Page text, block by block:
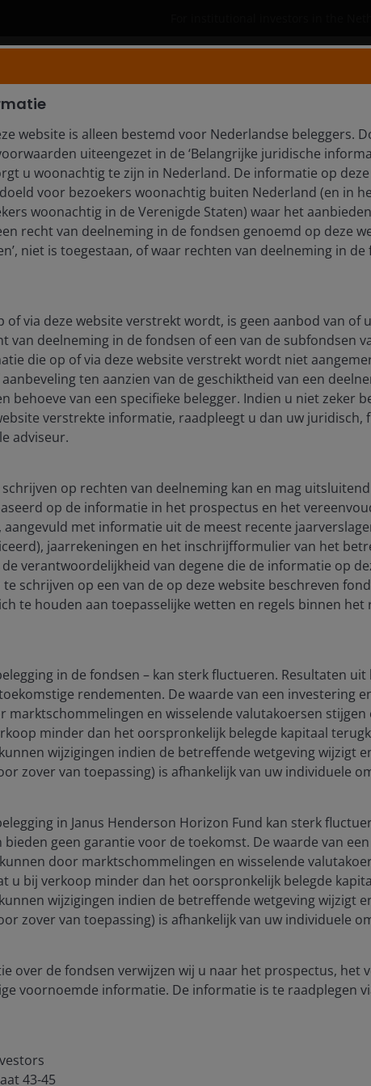
where John Kerschner, Global Head of Securitised
CLO ETFs can support portfolios. John was joined by
Kareena Moledina.
and may differ from the views of other
made to individual securities do not
security, investment strategy or market sector,
The value of an investment and the income from it
amount originally invested.
an investment recommendation.
website is alleen bestemd voor Nederlandse beleggers.
uiteengezet in de ‘Belangrijke juridische
u woonachtig te zijn in Nederland. De informatie op
voor bezoekers woonachtig buiten Nederland (en in
woonachtig in de Verenigde Staten) waar het
recht van deelneming in de fondsen genoemd op deze
niet is toegestaan, of waar rechten van deelneming in
of via deze website verstrekt wordt, is geen aanbod van of
van deelneming in de fondsen of een van de subfondsen
die op of via deze website verstrekt wordt niet
ten aanzien van de geschiktheid van een
behoeve van een specifieke belegger. Indien u niet zeker
verstrekte informatie, raadpleegt u dan uw juridisch,
adviseur.
op rechten van deelneming kan en mag
op de informatie in het prospectus en het
met informatie uit de meest recente
jaarrekeningen en het inschrijfformulier van het
verantwoordelijkheid van degene die de informatie op
te schrijven op een van de op deze website beschreven
te houden aan toepasselijke wetten en regels binnen het
in de fondsen – kan sterk fluctueren. Resultaten
rendementen. De waarde van een investering
marktschommelingen en wisselende valutakoersen stijgen
minder dan het oorspronkelijk belegde kapitaal
wijzigingen indien de betreffende wetgeving wijzigt
zover van toepassing) is afhankelijk van uw individuele
in Janus Henderson Horizon Fund kan sterk
geen garantie voor de toekomst. De waarde van
door marktschommelingen en wisselende
u bij verkoop minder dan het oorspronkelijk belegde
wijzigingen indien de betreffende wetgeving wijzigt
zover van toepassing) is afhankelijk van uw individuele
over de fondsen verwijzen wij u naar het prospectus, het
voornoemde informatie. De informatie is te raadplegen
43-45